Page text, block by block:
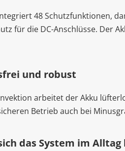
48 Schutzfunktionen,
für die DC-Anschlüsse. Der
und robust
arbeitet der Akku
Betrieb auch bei
das System im Alltag